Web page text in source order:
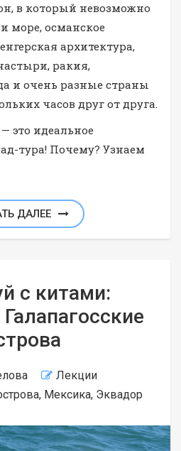
в который невозможно
море, османское
архитектура,
ракия,
и очень разные страны
часов друг от друга.
это идеальное
тура! Почему? Узнаем
ДАЛЕЕ
с китами:
Лекции
, Мексика, Эквадор